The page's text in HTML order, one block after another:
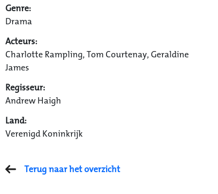
Genre:
Drama
Acteurs:
Charlotte Rampling, Tom Courtenay, Geraldine
James
Regisseur:
Andrew Haigh
Land:
Verenigd Koninkrijk
Terug naar het overzicht